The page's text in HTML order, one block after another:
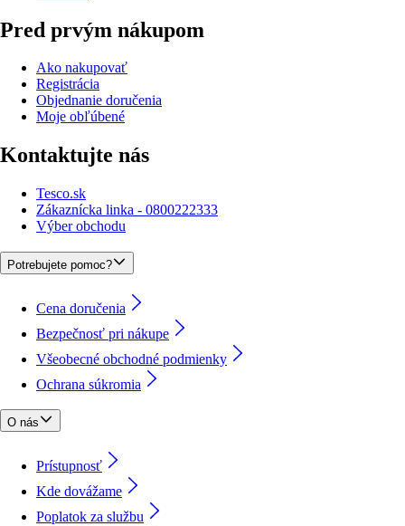
Pred prvým nákupom
Ako nakupovať
Registrácia
Objednanie doručenia
Moje obľúbené
Kontaktujte nás
Tesco.sk
Zákaznícka linka - 0800222333
Výber obchodu
Potrebujete pomoc?
Cena doručenia
Bezpečnosť pri nákupe
Všeobecné obchodné podmienky
Ochrana súkromia
O nás
Prístupnosť
Kde dovážame
Poplatok za službu